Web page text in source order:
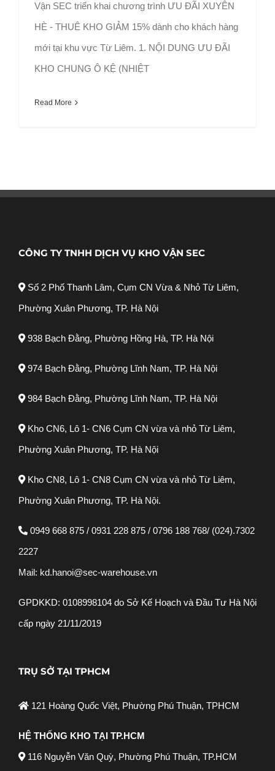
Vận SEC triển khai chương trình ƯU ĐÃI XUYÊN
HÈ - THUÊ KHO GIẢM 15% dành cho khách hàng
mới tại khu vực Từ Liêm. 1. NỘI DUNG ƯU ĐÃI
KHO CHUNG Ô KỆ (NHIỆT
Read More
CÔNG TY TNHH DỊCH VỤ KHO VẬN SEC
Số 2 Phố Thanh Lâm, Cụm CN Vừa & Nhỏ Từ Liêm,
Phường Xuân Phương, TP. Hà Nội
938 Bạch Đằng, Phường Hồng Hà, TP. Hà Nội
974 Bạch Đằng, Phường Lĩnh Nam, TP. Hà Nội
984 Bạch Đằng, Phường Lĩnh Nam, TP. Hà Nội
Kho CN6, Lô 1- CN6 Cụm CN vừa và nhỏ Từ Liêm,
Phường Xuân Phương, TP. Hà Nội
Kho CN8, Lô 1- CN8 Cụm CN vừa và nhỏ Từ Liêm,
Phường Xuân Phương, TP. Hà Nội.
0949 668 875 / 0931 228 875 / 0796 188 768/ (024).7302
2227
Mail: kd.hanoi@sec-warehouse.vn
GPDKKD: 0108998104 do Sở Kế Hoạch và Đầu Tư Hà Nội
cấp ngày 21/11/2019
TRỤ SỞ TẠI TPHCM
121 Hoàng Quốc Việt, Phường Phú Thuận, TPHCM
HỆ THỐNG KHO TẠI TP.HCM
116 Nguyễn Văn Quỳ, Phường Phú Thuận, TP.HCM